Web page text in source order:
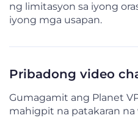
ng limitasyon sa iyong
iyong mga usapan.
Pribadong video
Gumagamit ang Planet
mahigpit na patakaran